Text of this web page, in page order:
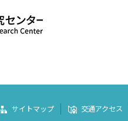
サイトマップ 交通アクセス